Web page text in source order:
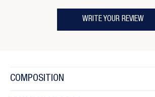
WRITE YOUR REVIEW
COMPOSITION